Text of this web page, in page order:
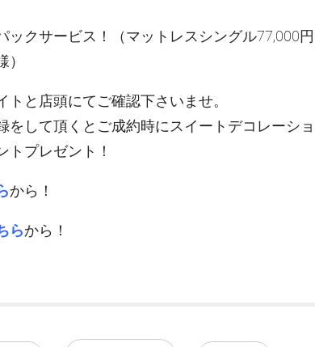
ックサービス！（マットレスシングル77,000
トと店頭にてご確認下さいませ。
をして頂くとご成約時にスイートデコレーシ
トプレゼント！
から！
らから！